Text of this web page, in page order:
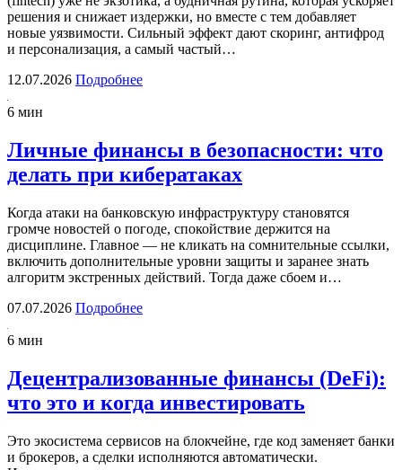
решения и снижает издержки, но вместе с тем добавляет
новые уязвимости. Сильный эффект дают скоринг, антифрод
и персонализация, а самый частый…
12.07.2026 Подробнее
6 мин
Личные финансы в безопасности: что
делать при кибератаках
Когда атаки на банковскую инфраструктуру становятся
громче новостей о погоде, спокойствие держится на
дисциплине. Главное — не кликать на сомнительные ссылки,
включить дополнительные уровни защиты и заранее знать
алгоритм экстренных действий. Тогда даже сбоем и…
07.07.2026 Подробнее
6 мин
Децентрализованные финансы (DeFi):
что это и когда инвестировать
Это экосистема сервисов на блокчейне, где код заменяет банки
и брокеров, а сделки исполняются автоматически.